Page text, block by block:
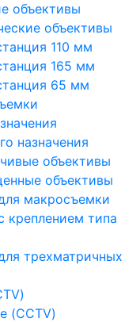
объективы
объективы
110 мм
165 мм
65 мм
назначения
объективы
объективы
макросъемки
креплением типа
трехматричных
(CCTV)